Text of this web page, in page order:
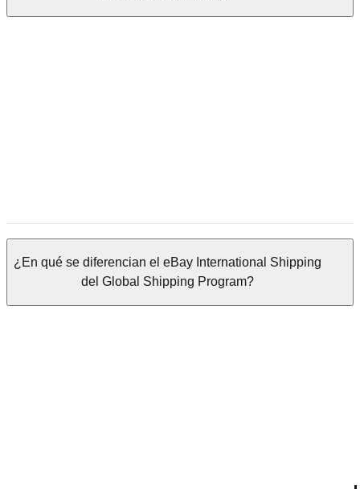
¿En qué se diferencian el eBay International Shipping
del Global Shipping Program?